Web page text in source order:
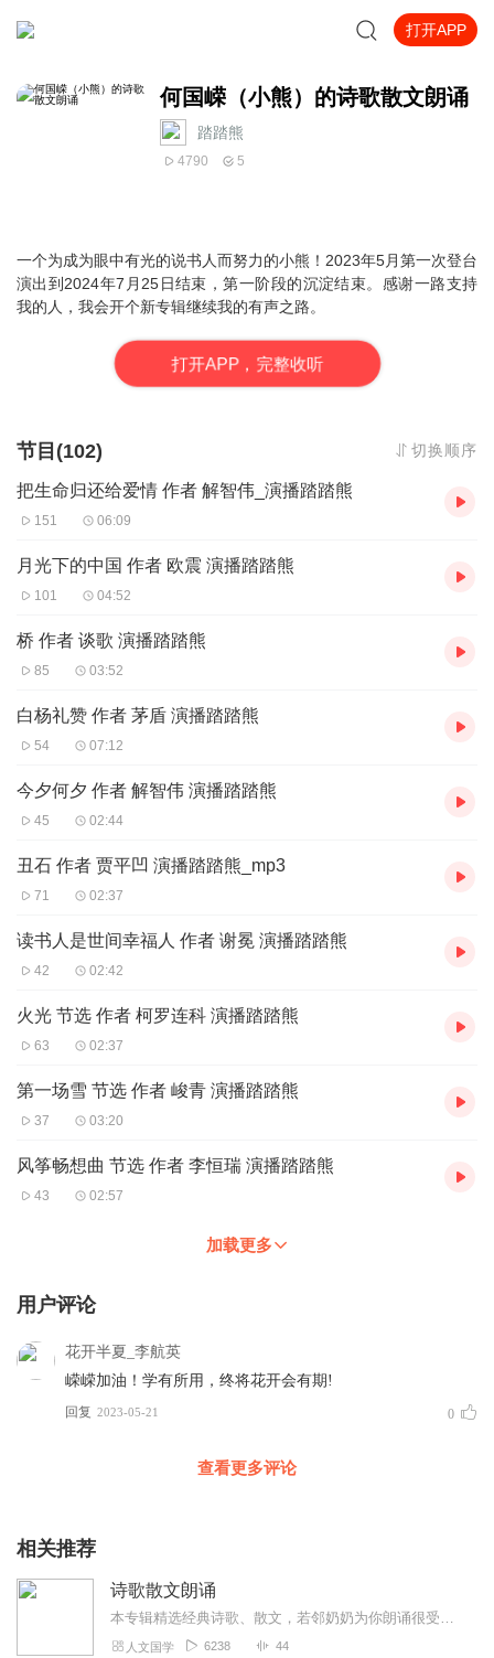
打开APP
何国嵘（小熊）的诗歌散文朗诵
踏踏熊
4790 5
一个为成为眼中有光的说书人而努力的小熊！2023年5月第一次登台
演出到2024年7月25日结束，第一阶段的沉淀结束。感谢一路支持
我的人，我会开个新专辑继续我的有声之路。
打开APP，完整收听
节目(102) 切换顺序
把生命归还给爱情 作者 解智伟_演播踏踏熊
151 06:09
月光下的中国 作者 欧震 演播踏踏熊
101 04:52
桥 作者 谈歌 演播踏踏熊
85 03:52
白杨礼赞 作者 茅盾 演播踏踏熊
54 07:12
今夕何夕 作者 解智伟 演播踏踏熊
45 02:44
丑石 作者 贾平凹 演播踏踏熊_mp3
71 02:37
读书人是世间幸福人 作者 谢冕 演播踏踏熊
42 02:42
火光 节选 作者 柯罗连科 演播踏踏熊
63 02:37
第一场雪 节选 作者 峻青 演播踏踏熊
37 03:20
风筝畅想曲 节选 作者 李恒瑞 演播踏踏熊
43 02:57
加载更多
用户评论
花开半夏_李航英
嵘嵘加油！学有所用，终将花开会有期!
回复 2023-05-21 0
查看更多评论
相关推荐
诗歌散文朗诵
本专辑精选经典诗歌、散文，若邻奶奶为你朗诵很受欢迎的诗歌和散文，给您带来轻松、愉悦的心情，消除您一天的疲惫！希望能得到大家的支持和鼓励，你们的支持是我前行的动力...
人文国学 6238 44